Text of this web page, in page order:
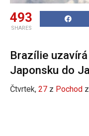
493
SHARES
Brazílie
Japonsku do
Čtvrtek, 27 z Pochod z